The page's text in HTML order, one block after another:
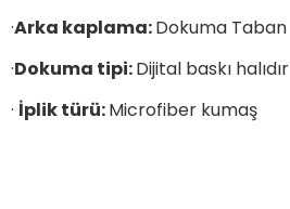
·Arka kaplama:Dokuma Taban
·Dokuma tipi:Dijital baskı halıdır
· İplik türü:Microfiber kumaş